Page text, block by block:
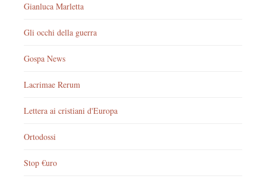
Gianluca Marletta
Gli occhi della guerra
Gospa News
Lacrimae Rerum
Lettera ai cristiani d'Europa
Ortodossi
Stop €uro